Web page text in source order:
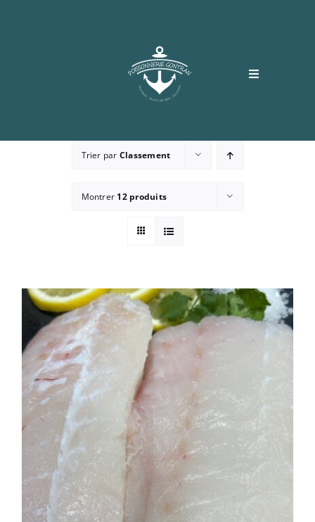
Toggle
Accueil
Contact
Mon compte
Panier
Trier par Classement
Montrer 12 produits